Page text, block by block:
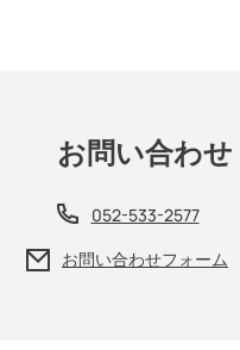
お問い合わせ
052-533-2577
お問い合わせフォーム